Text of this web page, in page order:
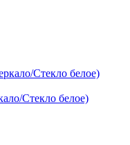
Стекло белое)